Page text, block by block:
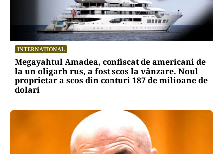
INTERNAȚIONAL
Megayahtul Amadea, confiscat de americani de
la un oligarh rus, a fost scos la vânzare. Noul
proprietar a scos din conturi 187 de milioane de
dolari